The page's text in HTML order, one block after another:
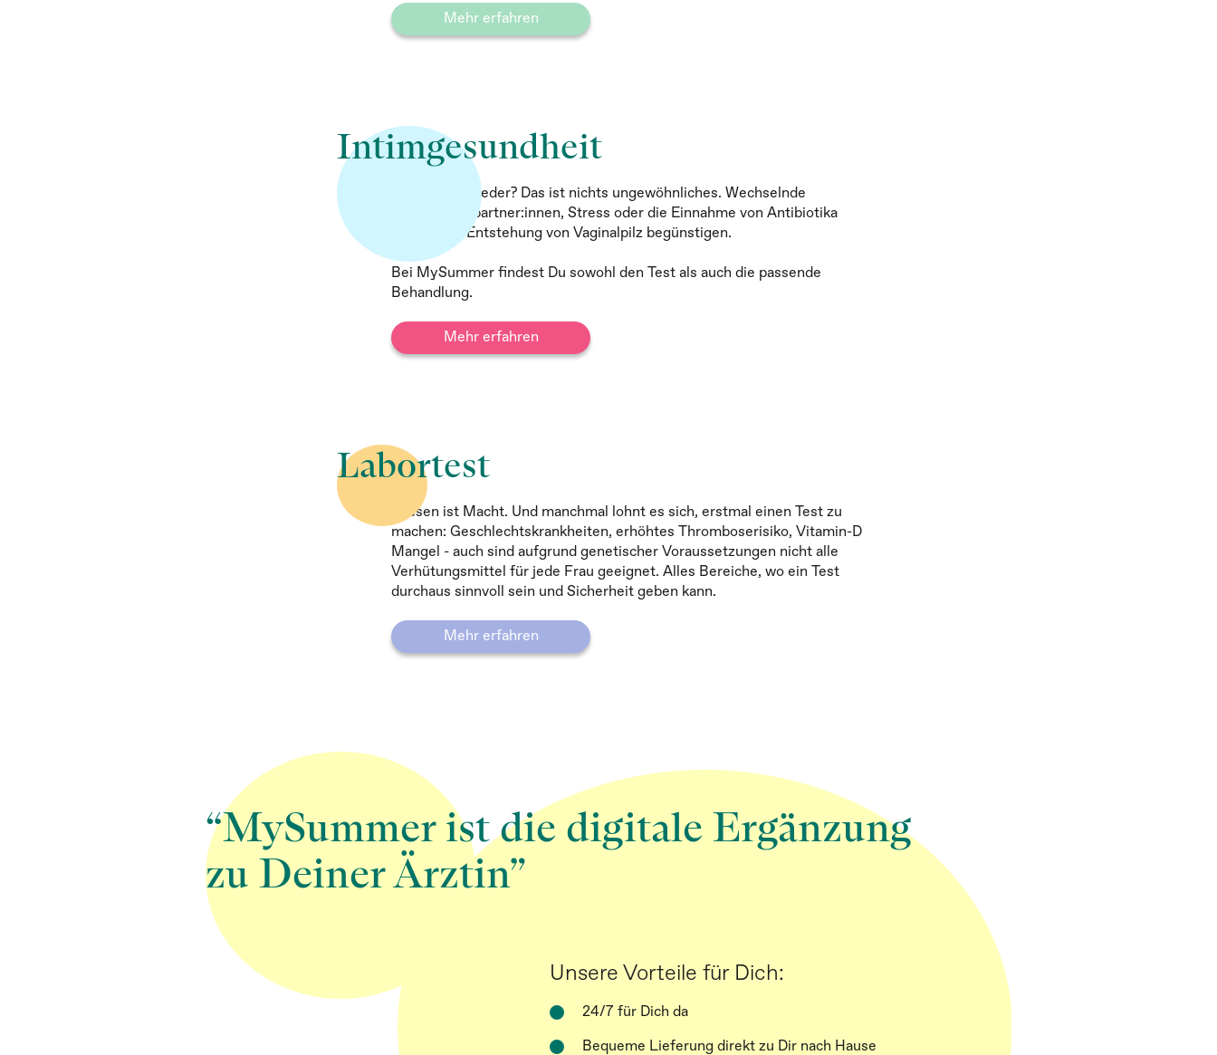
Mehr erfahren
Intimgesundheit
Juckt’s mal wieder? Das ist nichts ungewöhnliches. Wechselnde
Geschlechtspartner:innen, Stress oder die Einnahme von Antibiotika
können die Entstehung von Vaginalpilz begünstigen.
Bei MySummer findest Du sowohl den Test als auch die passende
Behandlung.
Mehr erfahren
Labortest
Wissen ist Macht. Und manchmal lohnt es sich, erstmal einen Test zu
machen: Geschlechtskrankheiten, erhöhtes Thromboserisiko, Vitamin-D
Mangel - auch sind aufgrund genetischer Voraussetzungen nicht alle
Verhütungsmittel für jede Frau geeignet. Alles Bereiche, wo ein Test
durchaus sinnvoll sein und Sicherheit geben kann.
Mehr erfahren
“MySummer ist die digitale Ergänzung
zu Deiner Ärztin”
Unsere Vorteile für Dich:
24/7 für Dich da
Bequeme Lieferung direkt zu Dir nach Hause